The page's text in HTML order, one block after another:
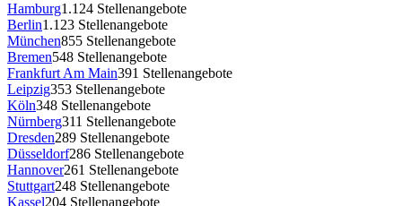
Hamburg1.124 Stellenangebote
Berlin1.123 Stellenangebote
München855 Stellenangebote
Bremen548 Stellenangebote
Frankfurt Am Main391 Stellenangebote
Leipzig353 Stellenangebote
Köln348 Stellenangebote
Nürnberg311 Stellenangebote
Dresden289 Stellenangebote
Düsseldorf286 Stellenangebote
Hannover261 Stellenangebote
Stuttgart248 Stellenangebote
Kassel204 Stellenangebote